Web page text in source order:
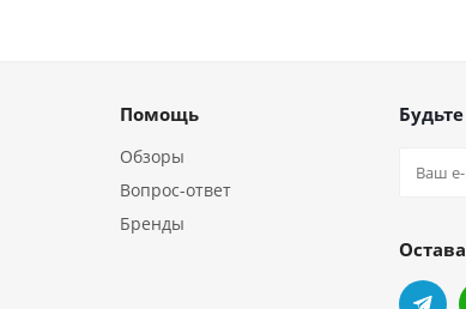
Помощь
Обзоры
Вопрос-ответ
Бренды